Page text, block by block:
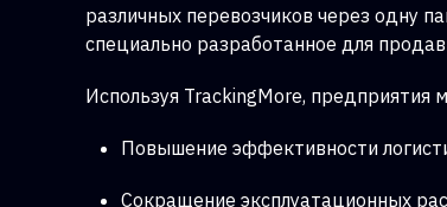
различных перевозчиков через одну
специально разработанное для
Используя TrackingMore, предприятия
Повышение эффективности
Сокращение эксплуатационных